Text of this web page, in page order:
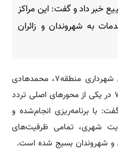
خبر داد و گفت: این مراکز
به شهروندان و زائران
به گزارش شهر و به نقل از روابط عمومی شهرداری منطقه۷، محمدهادی
علی‌احمدی با اشاره به قرار گرفتن منطقه ۷ در یکی از محورهای اصلی تردد
با برنامه‌ریزی انجام‌شده و
شهری، تمامی ظرفیت‌های
و شهروندان بسیج شده است.